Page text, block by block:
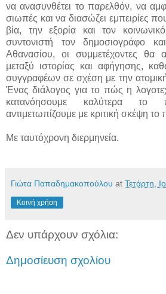
να ανασυνθέτει το παρελθόν, να
σιωπές και να διασώζει εμπειρίες
βία, την εξορία και τον
συντονιστή τον δημοσιογράφο
Αθανασίου, οι συμμετέχοντες θα
μεταξύ ιστορίας και αφήγησης,
συγγραφέων σε σχέση με την
Ένας διάλογος για το πώς η
κατανόησουμε καλύτερα
αντιμετωπίζουμε με κριτική σκέψη το
Με ταυτόχρονη διερμηνεία.
Γιώτα Παπαδημακοπούλου at Τετάρτη,
Κοινή χρήση
Δεν υπάρχουν σχόλια:
Δημοσίευση σχολίου